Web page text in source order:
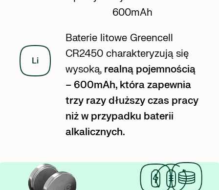
600mAh
Baterie litowe Greencell
CR2450 charakteryzują się
wysoką, realną pojemnością
– 600mAh, która zapewnia
trzy razy dłuższy czas pracy
niż w przypadku baterii
alkalicznych.